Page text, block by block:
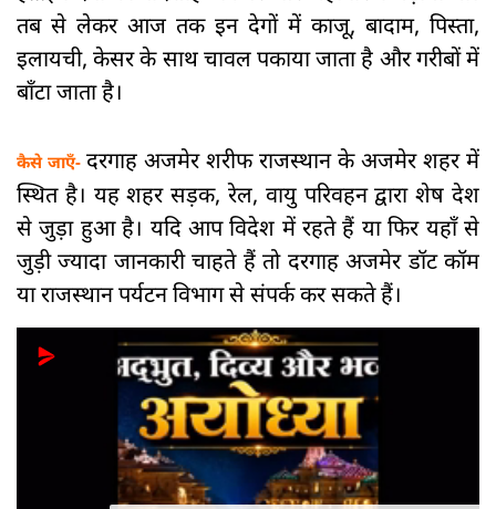
तब से लेकर आज तक इन देगों में काजू, बादाम, पिस्ता,
इलायची, केसर के साथ चावल पकाया जाता है और गरीबों में
बाँटा जाता है।
कैसे जाएँ- दरगाह अजमेर शरीफ राजस्थान के अजमेर शहर में
स्थित है। यह शहर सड़क, रेल, वायु परिवहन द्वारा शेष देश
से जुड़ा हुआ है। यदि आप विदेश में रहते हैं या फिर यहाँ से
जुड़ी ज्यादा जानकारी चाहते हैं तो दरगाह अजमेर डॉट कॉम
या राजस्थान पर्यटन विभाग से संपर्क कर सकते हैं।